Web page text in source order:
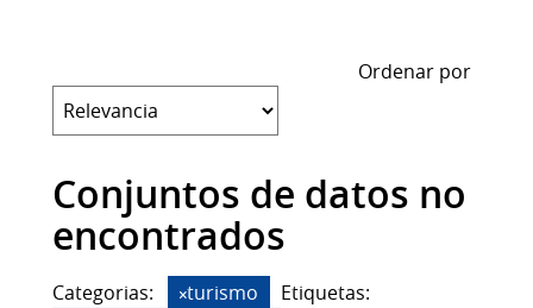
Ordenar por
Conjuntos de datos no
encontrados
Categorias: turismo
Etiquetas: